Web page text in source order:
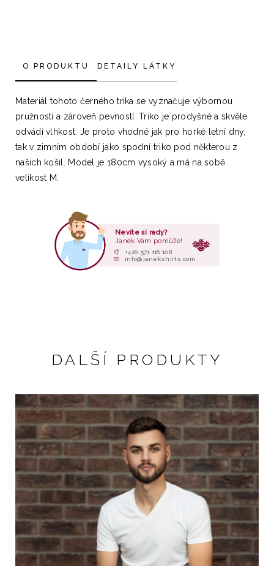
O PRODUKTU DETAILY LÁTKY
Materiál tohoto černého trika se vyznačuje výbornou
pružností a zároveň pevností. Triko je prodyšné a skvěle
odvádí vlhkost. Je proto vhodné jak pro horké letní dny,
tak v zimním období jako spodní triko pod některou z
našich košil. Model je 180cm vysoký a má na sobě
velikost M.
Nevíte si rady?
Janek Vám pomůže!
+420 571 116 108
info@janekshirts.com
DALŠÍ PRODUKTY